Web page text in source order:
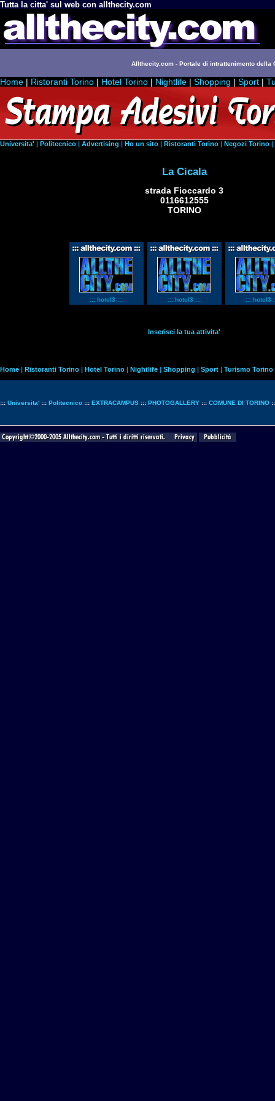
Tutta la citta' sul web con allthecity.com
Allthecity.com - Portale di intrattenimento della
Home | Ristoranti Torino | Hotel Torino | Nightlife | Shopping | Sport |
Universita' | Politecnico | Advertising | Ho un sito | Ristoranti Torino | Negozi Torino |
La Cicala
strada Fioccardo 3
0116612555
TORINO
::: hotel3 ::: ::: hotel3 ::: ::: hotel3
Inserisci la tua attivita'
Home | Ristoranti Torino | Hotel Torino | Nightlife | Shopping | Sport | Turismo Torino
::: Universita' ::: Politecnico ::: EXTRACAMPUS ::: PHOTOGALLERY ::: COMUNE DI TORINO